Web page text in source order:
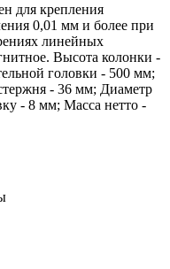
для крепления
0,01 мм и более при
линейных
Высота колонки -
головки - 500 мм;
- 36 мм; Диаметр
- 8 мм; Масса нетто -